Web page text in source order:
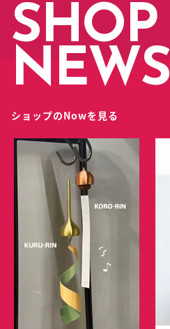
SHOP
NEWS
ショップのNowを見る